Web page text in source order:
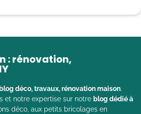
: rénovation,
déco, travaux, rénovation maison.
et notre expertise sur notre blog dédié à
déco, aux petits bricolages en